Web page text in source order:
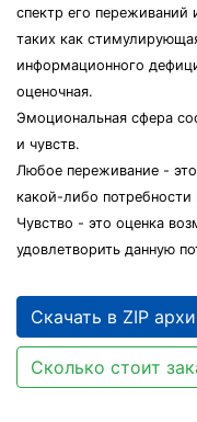
спектр его переживаний
таких как
информационного
оценочная.
Эмоциональная сфера
и чувств.
Любое переживание -
какой-либо потребности
Чувство - это оценка
удовлетворить данную
Скачать в ZIP
Сколько стоит